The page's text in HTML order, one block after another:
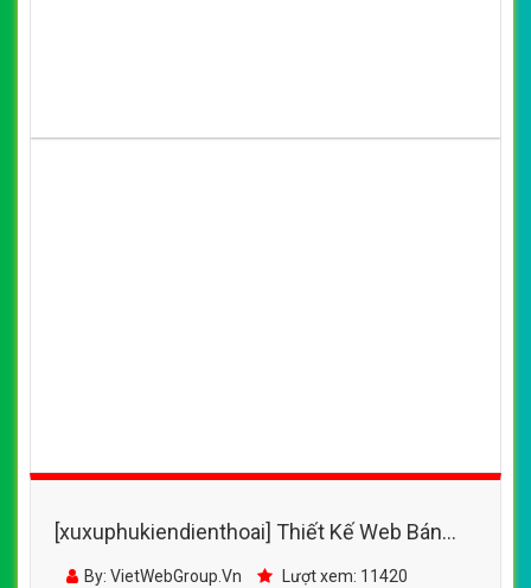
[xuxuphukiendienthoai] Thiết Kế Web Bán
Phụ Kiện Điện Thoại Linh Kiện Giá Gốc
By: VietWebGroup.Vn Lượt xem: 11420